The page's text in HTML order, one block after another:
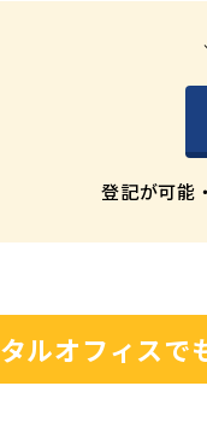
登記が可能
ルオフィスで